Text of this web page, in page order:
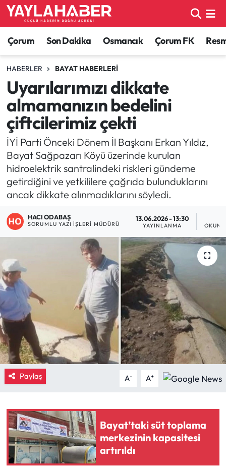
Çorum Son Dakika Osmancık Çorum FK
HABERLER BAYAT HABERLERI
Uyarılarımızı dikkate
almamanızın bedelini
çiftcilerimiz çekti
İYİ Parti Önceki Dönem İl Başkanı Erkan Yıldız,
Bayat Sağpazarı Köyü üzerinde kurulan
hidroelektrik santralindeki riskleri gündeme
getirdiğini ve yetkililere çağrıda bulunduklarını
ancak dikkate alınmadıklarını söyledi.
HACI ODABAŞ
SORUMLU YAZI İŞLERI MÜDÜRÜ
13.06.2026 - 13:30
YAYINLANMA
Paylaş A- A+
Bayat’taki süt toplama
merkezinin kapasitesi
artırıldı
Alaca Haberleri
Bayat Haberleri
Bilgi - Keşfet Haberleri
Bilim ve Teknoloji
Boğazkale Haberleri
Çorum Haberleri
Çorum Son Dakika Haberleri
Dodurga Haberleri
Güncel
İskilip Haberleri
Kargı Haberleri
Kimdir?
Laçin Haberleri
Magazin
Çorum Nöbetçi Eczaneler
Çorum Hava Durumu
Çorum Namaz Vakitleri
Çorum Trafik Yoğunluk Haritası
TFF 1.Lig Puan Durumu ve Fikstür
Tüm Manşetler
Son Dakika Haberleri
Haber Arşivi